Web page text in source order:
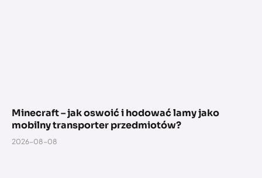
Minecraft – jak oswoić i hodować lamy jako
mobilny transporter przedmiotów?
2026-08-08